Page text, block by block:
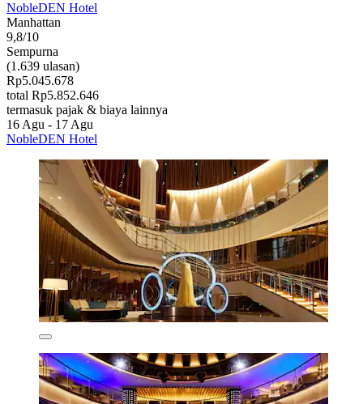
NobleDEN Hotel
Manhattan
9,8/10
Sempurna
(1.639 ulasan)
Rp5.045.678
total Rp5.852.646
termasuk pajak & biaya lainnya
16 Agu - 17 Agu
NobleDEN Hotel